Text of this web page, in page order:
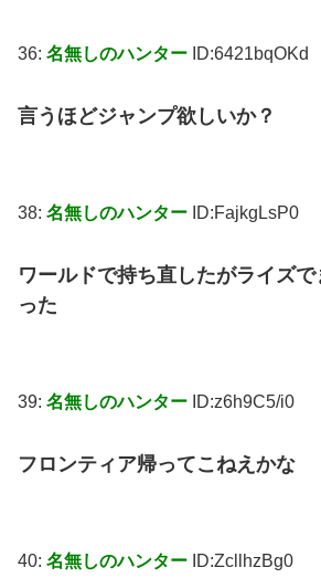
36: 名無しのハンター ID:6421bqOKd
言うほどジャンプ欲しいか？
38: 名無しのハンター ID:FajkgLsP0
ワールドで持ち直したがライズ
った
39: 名無しのハンター ID:z6h9C5/i0
フロンティア帰ってこねえかな
40: 名無しのハンター ID:ZcllhzBg0